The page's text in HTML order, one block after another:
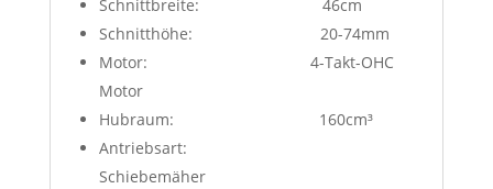
Schnittbreite: 46cm
Schnitthöhe: 20-74mm
Motor: 4-Takt-OHC
Motor
Hubraum: 160cm³
Antriebsart:
Schiebemäher